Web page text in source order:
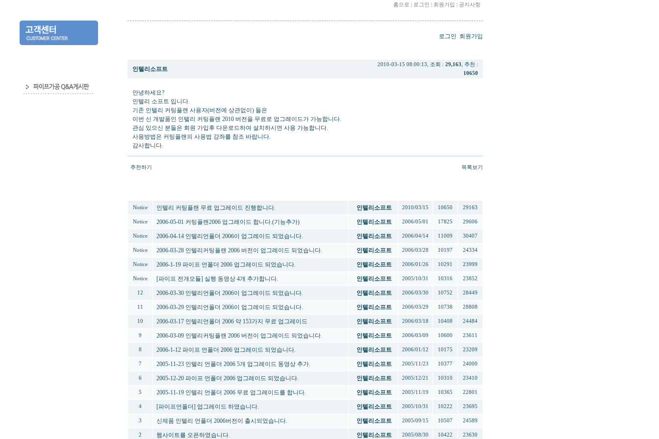
홈으로 | 로그인 | 회원가입 | 공지사항
로그인 회원가입
인텔리소프트
2010-03-15 08:00:13, 조회 : 29,163 , 추천 :
10650
안녕하세요?
인텔리 소프트 입니다.
기존 인텔리 커팅플랜 사용자(버전에 상관없이) 들은
이번 신 개발품인 인텔리 커팅플랜 2010 버전을 무료로 업그레이드가 가능합니다.
관심 있으신 분들은 회원 가입후 다운로드하여 설치하시면 사용 가능합니다.
사용방법은 커팅플랜의 사용법 강좌를 참조 바랍니다.
감사합니다.
추천하기 목록보기
Notice 인텔리 커팅플랜 무료 업그레이드 진행합니다. 인텔리소프트 2010/03/15 10650 29163
Notice 2006-05-01 커팅플랜2006 업그레이드 합니다.(기능추가) 인텔리소프트 2006/05/01 17825 29606
Notice 2006-04-14 인텔리언폴더 2006이 업그레이드 되었습니다. 인텔리소프트 2006/04/14 11009 30407
Notice 2006-03-28 인텔리커팅플랜 2006 버전이 업그레이드 되었습니다. 인텔리소프트 2006/03/28 10197 24334
Notice 2006-1-19 파이프 언폴더 2006 업그레이드 되었습니다. 인텔리소프트 2006/01/26 10291 23999
Notice [파이프 전개모듈] 실행 동영상 4개 추가합니다. 인텔리소프트 2005/10/31 10316 23852
12 2006-03-30 인텔리언폴더 2006이 업그레이드 되었습니다. 인텔리소프트 2006/03/30 10752 28449
11 2006-03-29 인텔리언폴더 2006이 업그레이드 되었습니다. 인텔리소프트 2006/03/29 10738 28808
10 2006-03-17 인텔리언폴더 2006 약 153가지 무료 업그레이드 인텔리소프트 2006/03/18 10408 24484
9 2006-03-09 인텔리커팅플랜 2006 버전이 업그레이드 되었습니다. 인텔리소프트 2006/03/09 10600 23611
8 2006-1-12 파이프 언폴더 2006 업그레이드 되었습니다. 인텔리소프트 2006/01/12 10175 23209
7 2005-11-23 인텔리 언폴더 2006 5개 업그레이드 동영상 추가. 인텔리소프트 2005/11/23 10377 24000
6 2005-12-20 파이프 언폴더 2006 업그레이드 되었습니다. 인텔리소프트 2005/12/21 10310 23410
5 2005-11-19 인텔리 언폴더 2006 무료 업그레이드를 합니다. 인텔리소프트 2005/11/19 10365 22801
4 [파이프언폴더] 업그레이드 하였습니다. 인텔리소프트 2005/10/31 10222 23695
3 신제품 인텔리 언폴더 2006버전이 출시되었습니다. 인텔리소프트 2005/09/15 10507 24589
2 웹사이트를 오픈하였습니다. 인텔리소프트 2005/08/30 10422 23630